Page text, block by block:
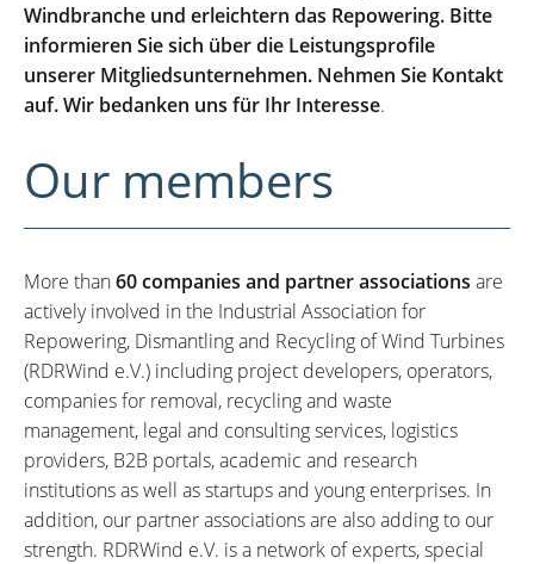
Windbranche und erleichtern das Repowering. Bitte
informieren Sie sich über die Leistungsprofile
unserer Mitgliedsunternehmen. Nehmen Sie Kontakt
auf. Wir bedanken uns für Ihr Interesse.
Our members
More than60 companies and partner associations are
actively involved in the Industrial Association for
Repowering, Dismantling and Recycling of Wind Turbines
(RDRWind e.V.) including project developers, operators,
companies for removal, recycling and waste
management, legal and consulting services, logistics
providers, B2B portals, academic and research
institutions as well as startups and young enterprises. In
addition, our partner associations are also adding to our
strength. RDRWind e.V. is a network of experts, special